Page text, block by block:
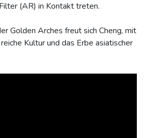
(AR) in Kontakt treten.
Golden Arches freut sich Cheng, mit
Kultur und das Erbe asiatischer